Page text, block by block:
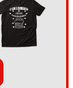
Kötény